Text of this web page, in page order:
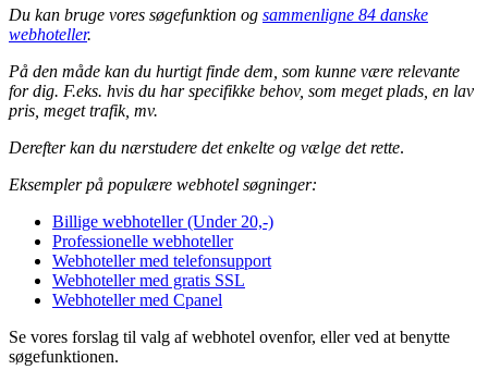
Du kan bruge vores søgefunktion og sammenligne 84 danske
webhoteller.
På den måde kan du hurtigt finde dem, som kunne være relevante
for dig. F.eks. hvis du har specifikke behov, som meget plads, en lav
pris, meget trafik, mv.
Derefter kan du nærstudere det enkelte og vælge det rette.
Eksempler på populære webhotel søgninger:
Billige webhoteller (Under 20,-)
Professionelle webhoteller
Webhoteller med telefonsupport
Webhoteller med gratis SSL
Webhoteller med Cpanel
Se vores forslag til valg af webhotel ovenfor, eller ved at benytte
søgefunktionen.